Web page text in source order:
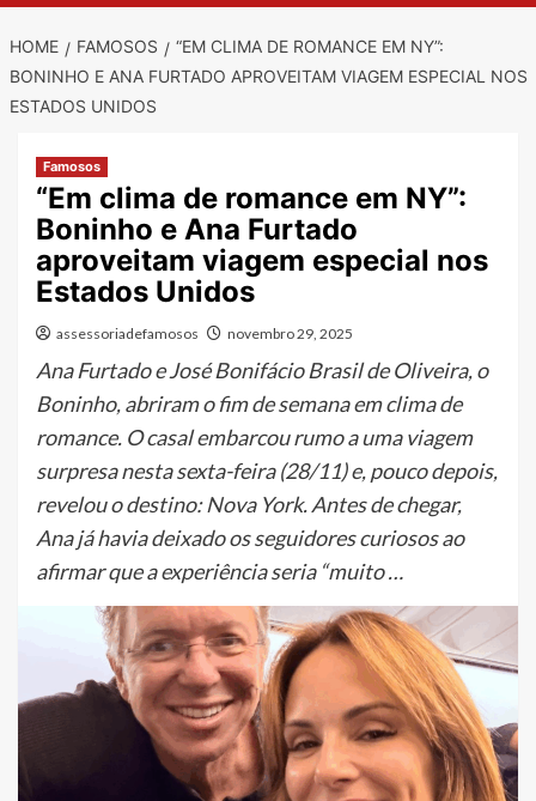
HOME FAMOSOS
“EM CLIMA DE ROMANCE EM NY”:
BONINHO E ANA FURTADO APROVEITAM VIAGEM ESPECIAL NOS
ESTADOS UNIDOS
Famosos
“Em clima de romance em NY”:
Boninho e Ana Furtado
aproveitam viagem especial nos
Estados Unidos
assessoriadefamosos novembro 29, 2025
Ana Furtado e José Bonifácio Brasil de Oliveira, o
Boninho, abriram o fim de semana em clima de
romance. O casal embarcou rumo a uma viagem
surpresa nesta sexta-feira (28/11) e, pouco depois,
revelou o destino: Nova York. Antes de chegar,
Ana já havia deixado os seguidores curiosos ao
afirmar que a experiência seria “muito …